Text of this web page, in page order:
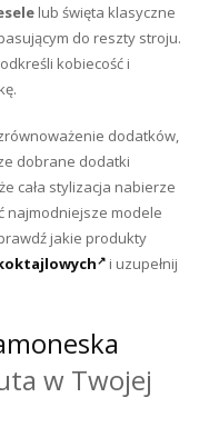
lub święta klasyczne
do reszty stroju.
kobiecość i
dodatków,
dobrane dodatki
cała stylizacja nabierze
najmodniejsze modele
jakie produkty
i uzupełnij
w Twojej